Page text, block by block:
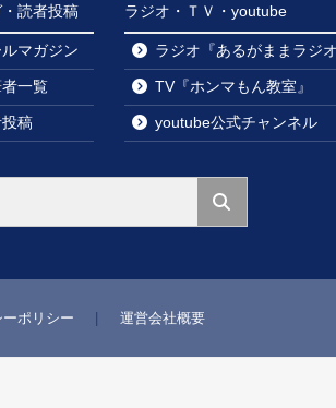
・読者投稿
ルマガジン
一覧
稿
ラジオ・ＴＶ・youtube
ラジオ『あるがままラジオ
TV『ホンマもん教室』
youtube公式チャンネル
ポリシー 運営会社概要